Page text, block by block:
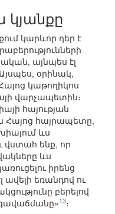
կյանքը
կարևոր դեր է
այնպես էլ
օրինակ,
կաթողիկոս
վարչապետին։
հայության
Հայոց հայրապետը,
ևս
վստահ ենք, որ
ևս
իրենց
եռանդով ու
բերելով
13։